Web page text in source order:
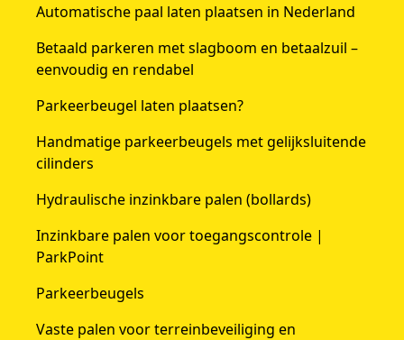
Automatische paal laten plaatsen in Nederland
Betaald parkeren met slagboom en betaalzuil –
eenvoudig en rendabel
Parkeerbeugel laten plaatsen?
Handmatige parkeerbeugels met gelijksluitende
cilinders
Hydraulische inzinkbare palen (bollards)
Inzinkbare palen voor toegangscontrole |
ParkPoint
Parkeerbeugels
Vaste palen voor terreinbeveiliging en